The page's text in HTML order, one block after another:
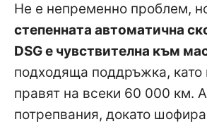
Не е непременно проблем,
степенната автоматична
DSG е чувствителна към
подходяща поддръжка, като
правят на всеки 60 000 км.
потрепвания, докато